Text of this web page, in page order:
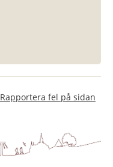
Rapportera fel på sidan